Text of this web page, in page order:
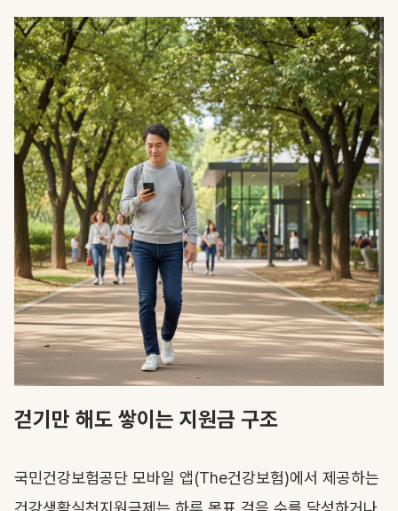
걷기만 해도 쌓이는 지원금 구조
국민건강보험공단 모바일 앱(The건강보험)에서 제공하는